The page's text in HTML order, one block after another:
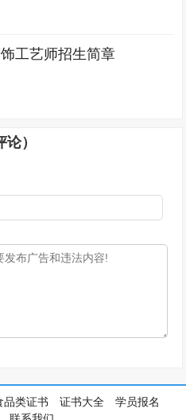
工艺师招生简章
论）
品类证书 证书大全
学员报名